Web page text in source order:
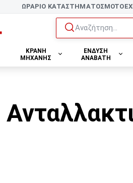
ΩΡΑΡΙΟ ΚΑΤΑΣΤΗΜΑΤΟΣ
Αναζήτηση...
ΚΡΑΝΗ
ΜΗΧΑΝΗΣ
ΕΝΔΥΣΗ
ΑΝΑΒΑΤΗ